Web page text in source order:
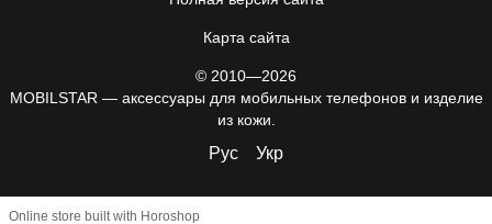
Карта сайта
© 2010—2026
MOBILSTAR — аксессуары для мобильных телефонов и изделие
из кожи.
Рус Укр
Online store built with Horoshop